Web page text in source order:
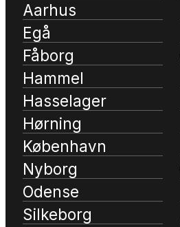
Aarhus
Egå
Fåborg
Hammel
Hasselager
Hørning
København
Nyborg
Odense
Silkeborg